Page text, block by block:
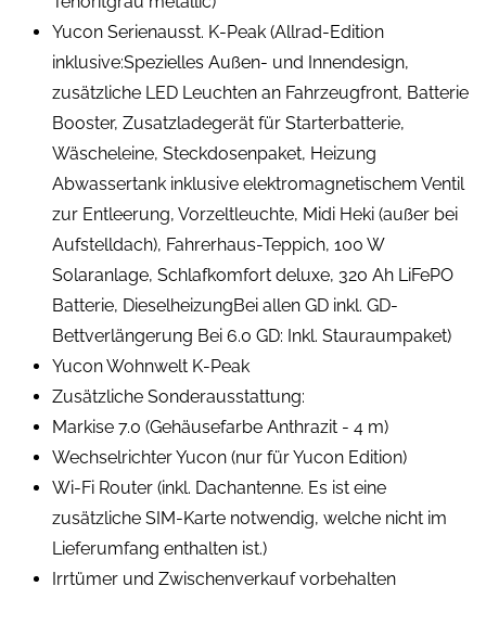
Yucon Serienausst. K-Peak (Allrad-Edition
inklusive:Spezielles Außen- und Innendesign,
zusätzliche LED Leuchten an Fahrzeugfront, Batterie
Booster, Zusatzladegerät für Starterbatterie,
Wäscheleine, Steckdosenpaket, Heizung
Abwassertank inklusive elektromagnetischem Ventil
zur Entleerung, Vorzeltleuchte, Midi Heki (außer bei
Aufstelldach), Fahrerhaus-Teppich, 100 W
Solaranlage, Schlafkomfort deluxe, 320 Ah LiFePO
Batterie, DieselheizungBei allen GD inkl. GD-
Bettverlängerung Bei 6.0 GD: Inkl. Stauraumpaket)
Yucon Wohnwelt K-Peak
Zusätzliche Sonderausstattung:
Markise 7.0 (Gehäusefarbe Anthrazit - 4 m)
Wechselrichter Yucon (nur für Yucon Edition)
Wi-Fi Router (inkl. Dachantenne. Es ist eine
zusätzliche SIM-Karte notwendig, welche nicht im
Lieferumfang enthalten ist.)
Irrtümer und Zwischenverkauf vorbehalten